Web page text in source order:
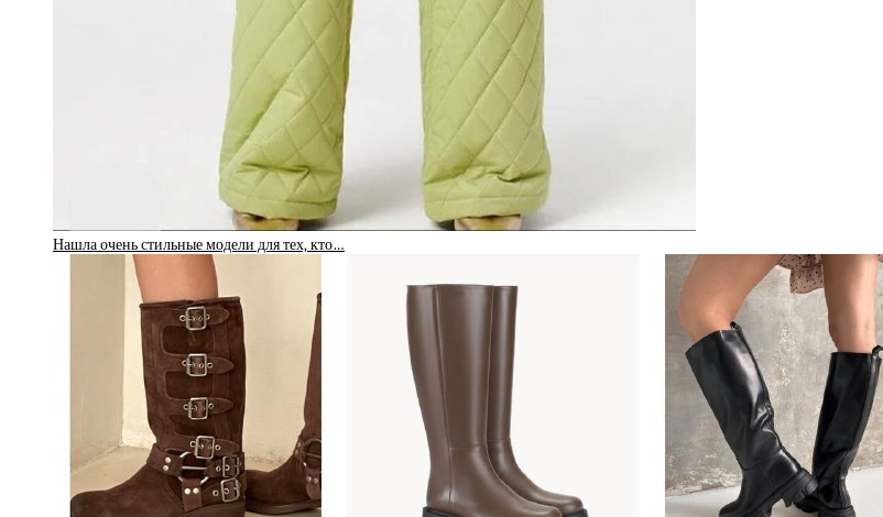
Нашла очень стильные модели для тех, кто…